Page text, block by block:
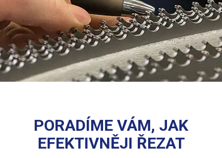
PORADÍME VÁM, JAK
EFEKTIVNĚJI ŘEZAT